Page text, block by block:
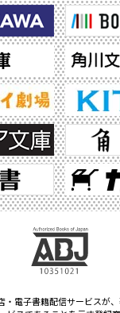
・電子書籍配信サービスが